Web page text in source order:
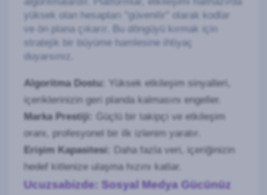
yüksek olan hesapları "güvenilir" olarak kodlar
ve ön plana çıkarır. Bu döngüyü kırmak için
stratejik bir büyüme hamlesine ihtiyaç
duyarsınız.
Algoritma Dostu:
Yüksek etkileşim sinyalleri,
içeriklerinizin geri planda kalmasını engeller.
Marka Prestiji:
Güçlü bir takipçi ve etkileşim
oranı, profesyonel bir ilk izlenim yaratır.
Erişim Kapasitesi:
Daha fazla veri, içeriğinizin
hedef kitlenize ulaşma hızını katlar.
Ucuzsabizde: Sosyal Medya Gücünüz